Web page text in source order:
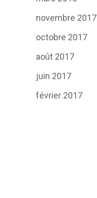
novembre 2017
octobre 2017
août 2017
juin 2017
février 2017